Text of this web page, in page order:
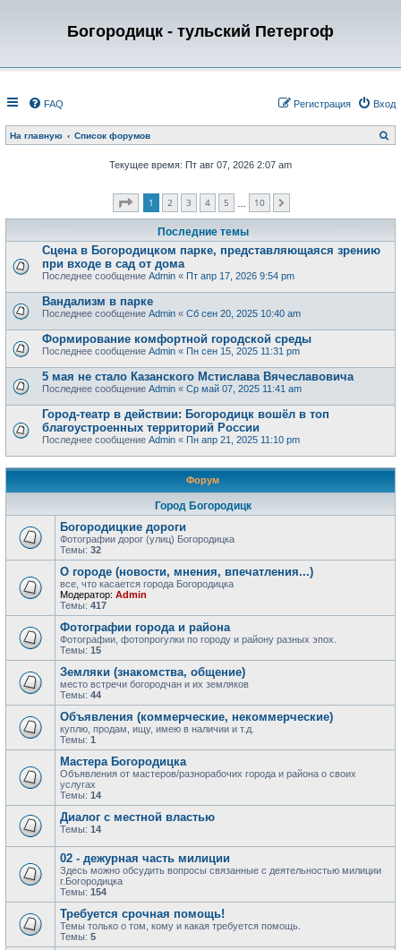
Богородицк - тульский Петергоф
FAQ Вход
Регистрация
На главную Список форумов
о
Текущее время: Пт авг 07, 2026 2:07 am
Страница из
1 2 3 4 5 10
Последние темы
Сцена в Богородицком парке, представляющаяся зрению
при входе в сад от дома
Последнее сообщение Admin « Пт апр 17, 2026 9:54 pm
Вандализм в парке
Последнее сообщение Admin « Сб сен 20, 2025 10:40 am
Формирование комфортной городской среды
Последнее сообщение Admin « Пн сен 15, 2025 11:31 pm
5 мая не стало Казанского Мстислава Вячеславовича
Последнее сообщение Admin « Ср май 07, 2025 11:41 am
Город-театр в действии: Богородицк вошёл в топ
благоустроенных территорий России
Последнее сообщение Admin « Пн апр 21, 2025 11:10 pm
Форум
Город Богородицк
Богородицкие дороги
Фотографии дорог (улиц) Богородицка
Темы: 32
О городе (новости, мнения, впечатления...)
все, что касается города Богородицка
Модератор: Admin
Темы: 417
Фотографии города и района
Фотографии, фотопрогулки по городу и району разных эпох.
Темы: 15
Земляки (знакомства, общение)
место встречи богородчан и их земляков
Темы: 44
Объявления (коммерческие, некоммерческие)
куплю, продам, ищу, имею в наличии и т.д.
Темы: 1
Мастера Богородицка
Объявления от мастеров/разнорабочих города и района о своих
услугах
Темы: 14
Диалог с местной властью
Темы: 14
02 - дежурная часть милиции
Здесь можно обсудить вопросы связанные с деятельностью милиции
г.Богородицка
Темы: 154
Требуется срочная помощь!
Темы только о том, кому и какая требуется помощь.
Темы: 5